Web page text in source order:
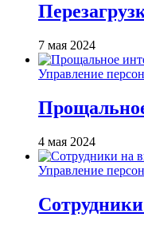
7 мая 2024
Управление
4 мая 2024
Управление